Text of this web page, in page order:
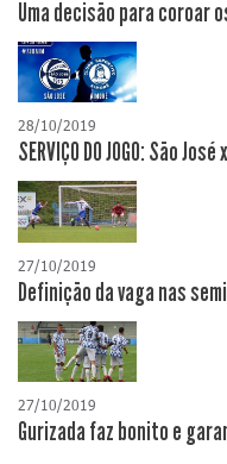
Uma decisão para coroar
28/10/2019
SERVIÇO DO JOGO: São
27/10/2019
Definição da vaga nas
27/10/2019
Gurizada faz bonito e